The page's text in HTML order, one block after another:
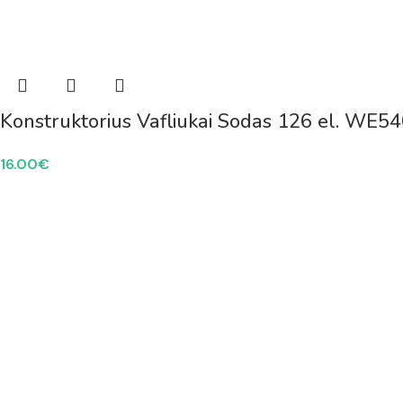
Konstruktorius Vafliukai Sodas 126 el.
16.00€